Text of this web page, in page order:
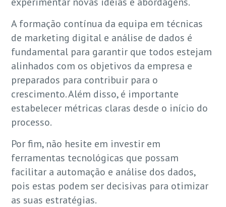
A formação contínua da equipa em técnicas
de marketing digital e análise de dados é
fundamental para garantir que todos estejam
alinhados com os objetivos da empresa e
preparados para contribuir para o
crescimento. Além disso, é importante
estabelecer métricas claras desde o início do
processo.
Por fim, não hesite em investir em
ferramentas tecnológicas que possam
facilitar a automação e análise dos dados,
pois estas podem ser decisivas para otimizar
as suas estratégias.